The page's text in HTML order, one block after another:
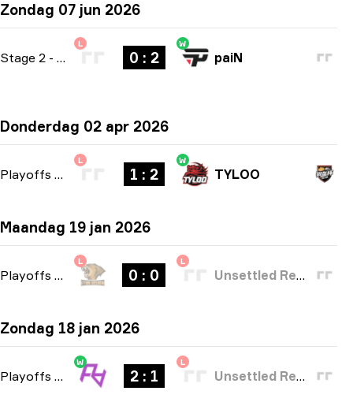
Zondag 07 jun 2026
Stage 2 - bo3
L
0 : 2
W
paiN
Donderdag 02 apr 2026
Playoffs
L
1 : 2
W
TYLOO
Maandag 19 jan 2026
Playoffs bo3
L
0 : 0
L
Unsettled Resentment
Zondag 18 jan 2026
Playoffs bo3
W
2 : 1
L
Unsettled Resentment